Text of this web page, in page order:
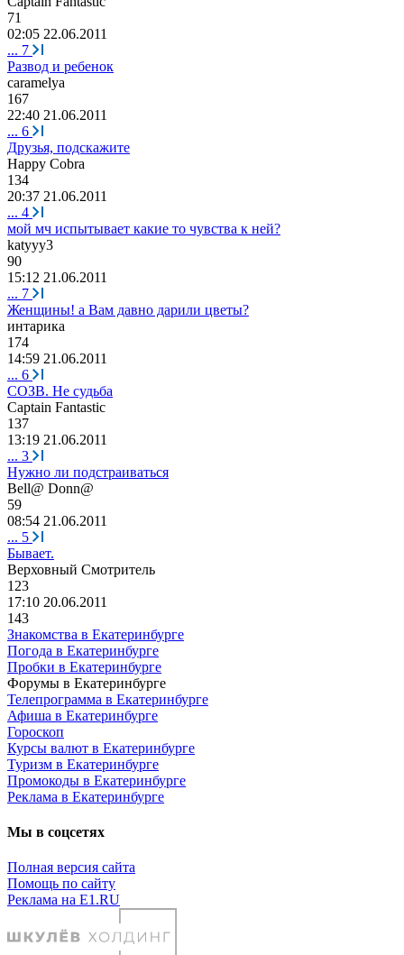
71
02:05 22.06.2011
... 7
Развод и ребенок
caramelya
167
22:40 21.06.2011
... 6
Друзья, подскажите
Happy Cobra
134
20:37 21.06.2011
... 4
мой мч испытывает какие то чувства к ней?
katyyy3
90
15:12 21.06.2011
... 7
Женщины! а Вам давно дарили цветы?
интарика
174
14:59 21.06.2011
... 6
СОЗВ. Не судьба
Captain Fantastic
137
13:19 21.06.2011
... 3
Нужно ли подстраиваться
Bell@ Donn@
59
08:54 21.06.2011
... 5
Бывает.
Верховный Смотритель
123
17:10 20.06.2011
143
Знакомства в Екатеринбурге
Погода в Екатеринбурге
Пробки в Екатеринбурге
Форумы в Екатеринбурге
Телепрограмма в Екатеринбурге
Афиша в Екатеринбурге
Гороскоп
Курсы валют в Екатеринбурге
Туризм в Екатеринбурге
Промокоды в Екатеринбурге
Реклама в Екатеринбурге
Мы в соцсетях
Полная версия сайта
Помощь по сайту
Реклама на E1.RU